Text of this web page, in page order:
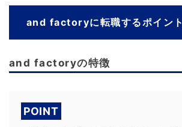
and factoryに転職するポイント
and factoryの特徴
POINT